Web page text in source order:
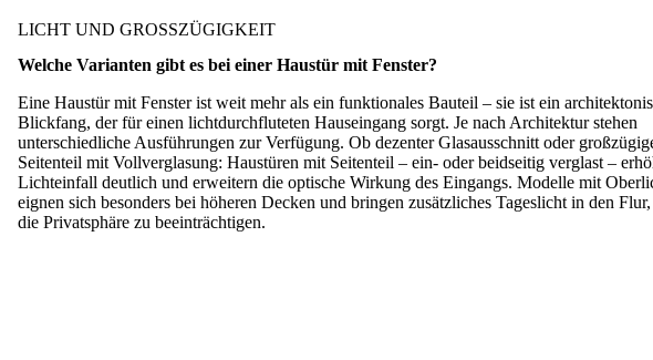
LICHT UND GROSSZÜGIGKEIT
Welche Varianten gibt es bei einer Haustür mit Fenster?
Eine Haustür mit Fenster ist weit mehr als ein funktionales Bauteil – sie ist ein
Blickfang, der für einen lichtdurchfluteten Hauseingang sorgt. Je nach Architektur stehen
unterschiedliche Ausführungen zur Verfügung. Ob dezenter Glasausschnitt oder
Seitenteil mit Vollverglasung: Haustüren mit Seitenteil – ein- oder beidseitig verglast –
Lichteinfall deutlich und erweitern die optische Wirkung des Eingangs. Modelle mit
eignen sich besonders bei höheren Decken und bringen zusätzliches Tageslicht in den
die Privatsphäre zu beeinträchtigen.